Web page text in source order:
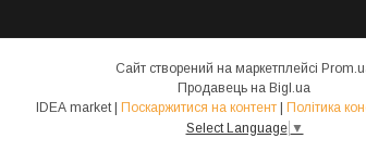
Сайт створений на маркетплейсі
Продавець на Bigl.ua
IDEA market | Поскаржитися на контент | Політика
Select Language ▼